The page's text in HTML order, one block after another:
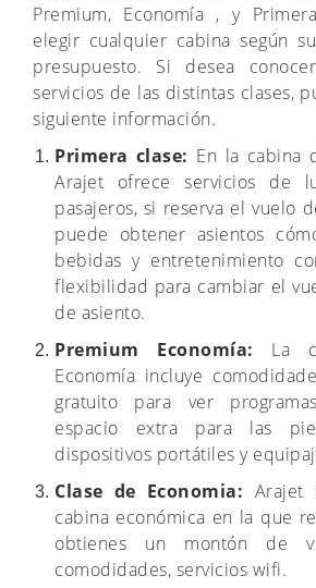
Premium, Economía , y
elegir cualquier cabina según
presupuesto. Si desea
servicios de las distintas clases,
siguiente información.
Primera clase: En la cabina
Arajet ofrece servicios de
pasajeros, si reserva el vuelo
puede obtener asientos
bebidas y entretenimiento
flexibilidad para cambiar el
de asiento.
Premium Economía: La
Economía incluye
gratuito para ver
espacio extra para las
dispositivos portátiles y
Clase de Economia: Arajet
cabina económica en la que
obtienes un montón de
comodidades, servicios wifi.